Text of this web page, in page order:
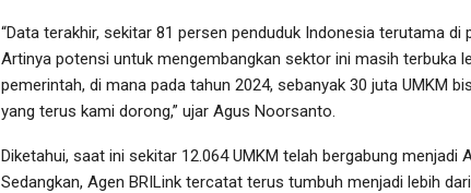
“Data terakhir, sekitar 81 persen penduduk Indonesia terutama
Artinya potensi untuk mengembangkan sektor ini masih terbuka
pemerintah, di mana pada tahun 2024, sebanyak 30 juta UMKM
yang terus kami dorong,” ujar Agus Noorsanto.
Diketahui, saat ini sekitar 12.064 UMKM telah bergabung
Sedangkan, Agen BRILink tercatat terus tumbuh menjadi lebih